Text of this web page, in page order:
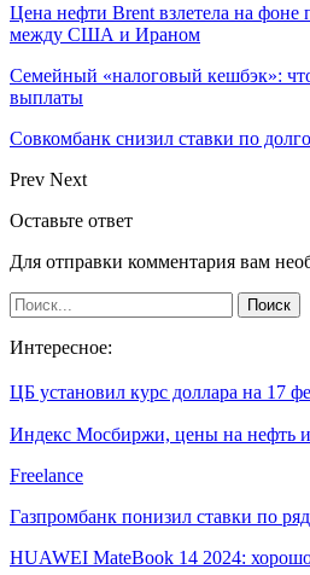
Цена нефти Brent взлетела на фоне
между США и Ираном
Семейный «налоговый кешбэк»:
выплаты
Совкомбанк снизил ставки по
Prev Next
Оставьте ответ
Для отправки комментария вам
Интересное:
ЦБ установил курс доллара на 17
Индекс Мосбиржи, цены на нефть и
Freelance
Газпромбанк понизил ставки по
HUAWEI MateBook 14 2024: